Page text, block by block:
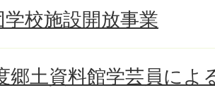
学校施設開放事業
郷土資料館学芸員によ